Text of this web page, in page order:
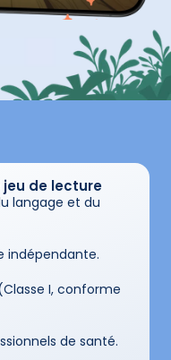
jeu de lecture
langage et du
indépendante.
I, conforme
de santé.